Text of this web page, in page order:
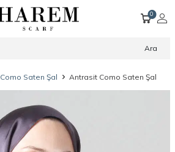
Ara
0
Como Saten Şal Antrasit Como Saten Şal